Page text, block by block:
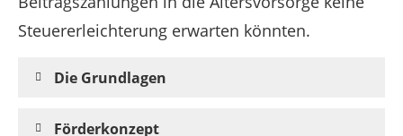
Steuererleichterung erwarten könnten.
Die Grundlagen
Förderkonzept